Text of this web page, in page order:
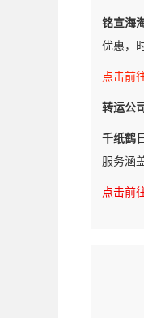
铭宣海
优惠，
点击前
转运公
千纸鹤
服务涵
点击前